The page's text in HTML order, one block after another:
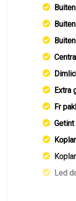
Extra
Fr
Led